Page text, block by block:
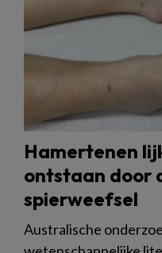
Hamertenen
ontstaan door
spierweefsel
Australische